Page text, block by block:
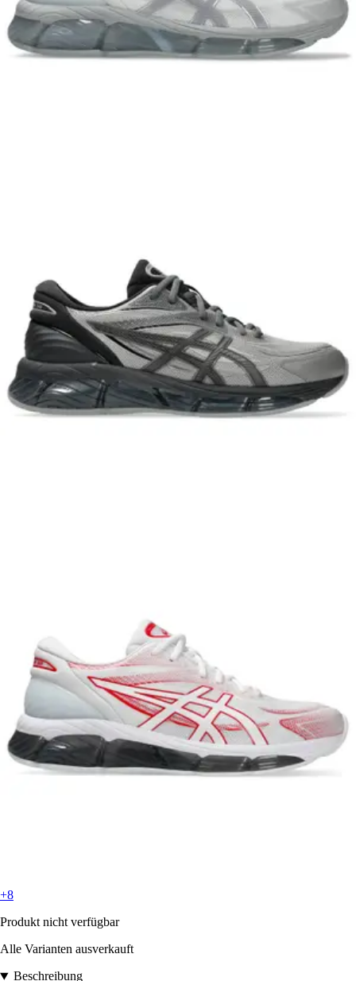
+8
Produkt nicht verfügbar
Alle Varianten ausverkauft
Beschreibung